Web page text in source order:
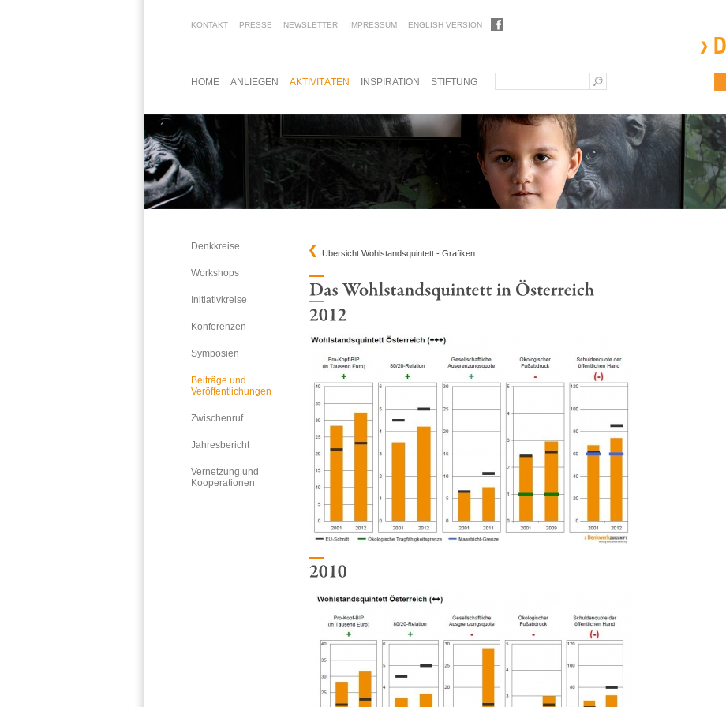
HOME ANLIEGEN AKTIVITÄTEN INSPIRATION STIFTUNG
Denkkreise
Workshops
Initiativkreise
Konferenzen
Symposien
Beiträge und
Veröffentlichungen
Zwischenruf
Jahresbericht
Vernetzung und
Kooperationen
Übersicht Wohlstandsquintett - Grafiken
KONTAKT PRESSE NEWSLETTER IMPRESSUM ENGLISH VERSION